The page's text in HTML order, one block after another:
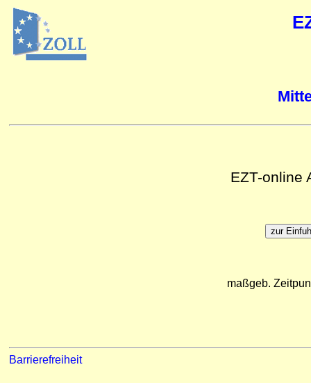
EZT-online
maßgeb.
Barrierefreiheit